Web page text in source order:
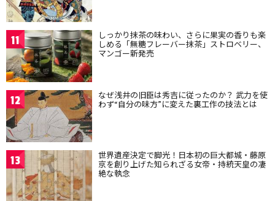
11 しっかり抹茶の味わい、さらに果実の香りも楽
しめる「無糖フレーバー抹茶」ストロベリー、
マンゴー新発売
12 なぜ浅井の旧臣は秀吉に従ったのか？ 武力を使
わず“自分の味方”に変えた裏工作の技法とは
13 世界遺産決定で脚光！日本初の巨大都城・藤原
京を創り上げた知られざる女帝・持統天皇の凄
絶な執念